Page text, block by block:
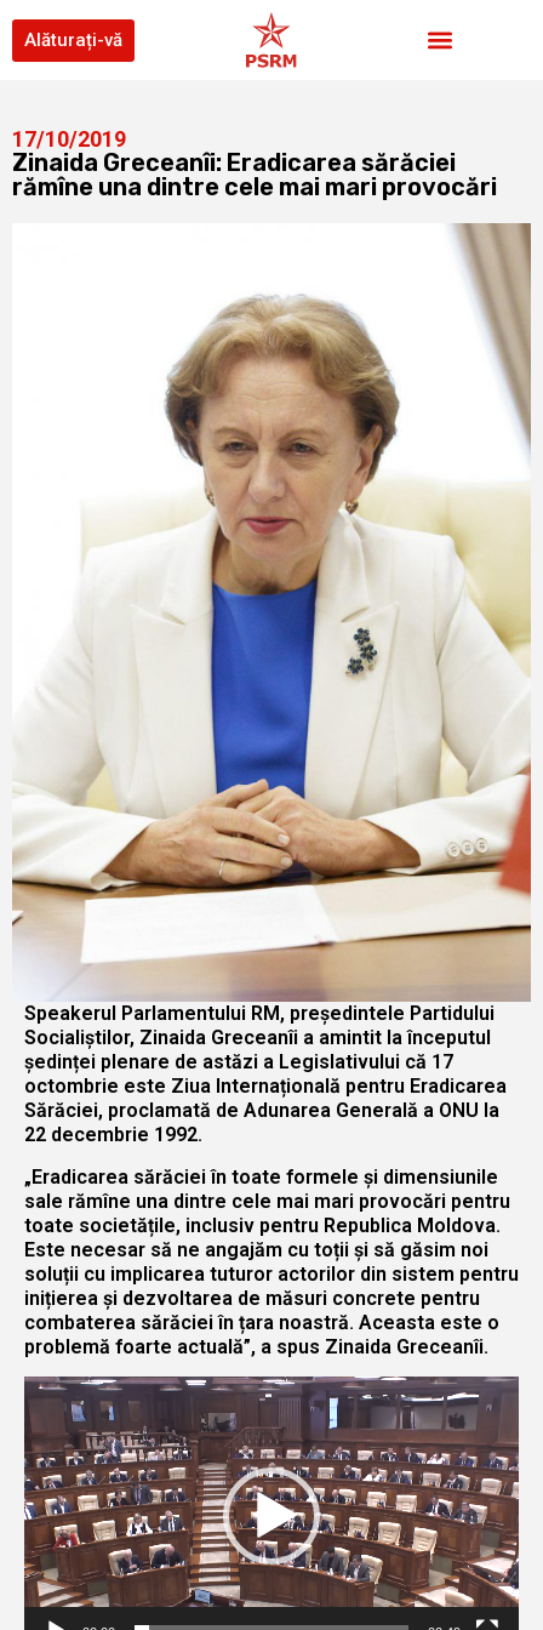
Alăturați-vă
17/10/2019
Zinaida Greceanîi: Eradicarea sărăciei
rămîne una dintre cele mai mari provocări
Speakerul Parlamentului RM, președintele Partidului
Socialiștilor, Zinaida Greceanîi a amintit la începutul
ședinței plenare de astăzi a Legislativului că 17
octombrie este Ziua Internațională pentru Eradicarea
Sărăciei, proclamată de Adunarea Generală a ONU la
22 decembrie 1992.
„Eradicarea sărăciei în toate formele și dimensiunile
sale rămîne una dintre cele mai mari provocări pentru
toate societățile, inclusiv pentru Republica Moldova.
Este necesar să ne angajăm cu toții și să găsim noi
soluții cu implicarea tuturor actorilor din sistem pentru
inițierea și dezvoltarea de măsuri concrete pentru
combaterea sărăciei în țara noastră. Aceasta este o
problemă foarte actuală”, a spus Zinaida Greceanîi.
Player
video